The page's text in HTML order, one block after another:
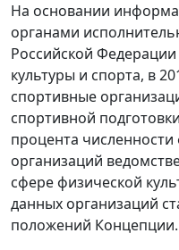
На основании
органами
Российской
культуры и спорта, в
спортивные
спортивной
процента
организаций
сфере физической
данных организаций
положений Концепции.